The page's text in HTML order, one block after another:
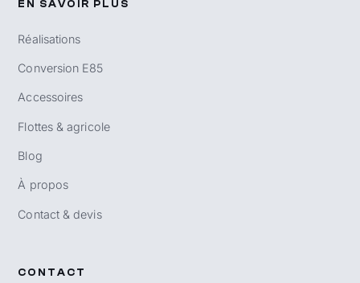
EN SAVOIR PLUS
Réalisations
Conversion E85
Accessoires
Flottes & agricole
Blog
À propos
Contact & devis
CONTACT